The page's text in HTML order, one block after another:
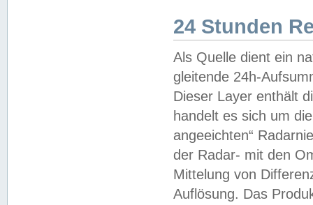
24 Stunden
Als Quelle dient ein
gleitende 24h-
Dieser Layer enthält
handelt es sich um
angeeichten“
der Radar- mit den
Mittelung von
Auflösung. Das